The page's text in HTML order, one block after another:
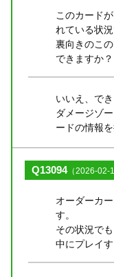
このカード
れている状況
裏向きのこ
できますか？
いいえ、でき
ダメージゾ
ードの情報
Q13094（2026-02-
オーダーカ
す。
その状況で
中にプレイ